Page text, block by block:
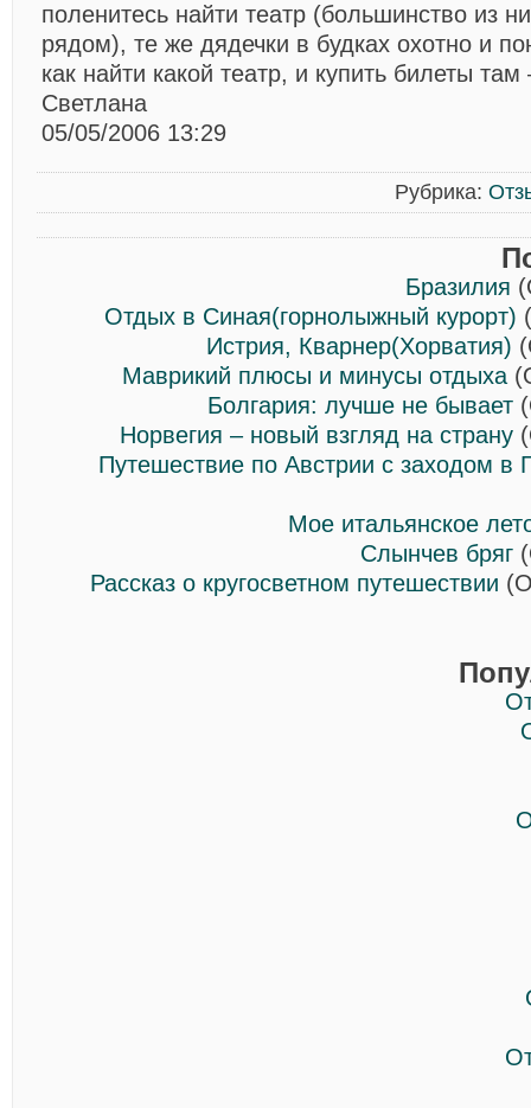
поленитесь найти театр (большинство из
рядом), те же дядечки в будках охотно и
как найти какой театр, и купить билеты
Светлана
05/05/2006 13:29
Рубрика:
Бразилия
Отдых в Синая(горнолыжный курорт)
Истрия, Кварнер(Хорватия)
Маврикий плюсы и минусы отдыха
Болгария: лучше не бывает
Норвегия – новый взгляд на страну
Путешествие по Австрии с заходом в
Мое итальянское
Слынчев бряг
Рассказ о кругосветном путешествии